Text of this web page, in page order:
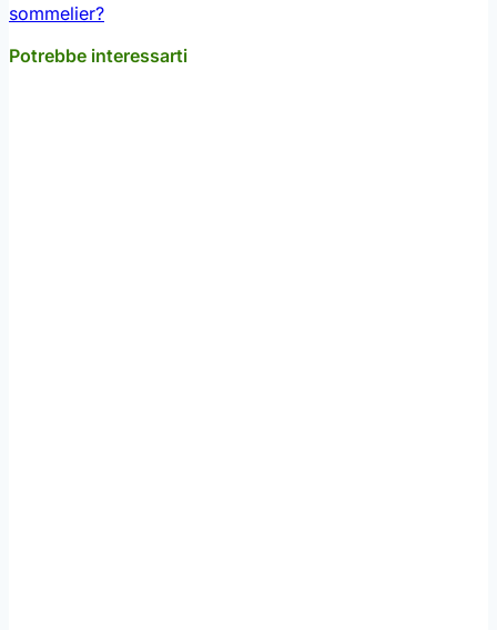
sommelier?
Potrebbe interessarti